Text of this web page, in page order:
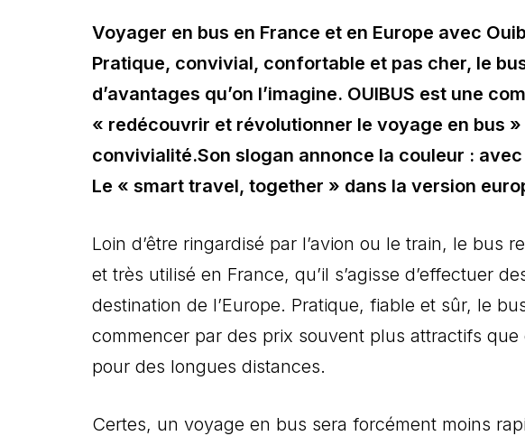
Voyager en bus en France et en Europe avec
Pratique, convivial, confortable et pas cher, le
d’avantages qu’on l’imagine. OUIBUS est une
« redécouvrir et révolutionner le voyage en bus
convivialité.Son slogan annonce la couleur :
Le « smart travel, together » dans la version
Loin d’être ringardisé par l’avion ou le train, le bus
et très utilisé en France, qu’il s’agisse d’effectuer
destination de l’Europe. Pratique, fiable et sûr, le
commencer par des prix souvent plus attractifs
pour des longues distances.
Certes, un voyage en bus sera forcément moins